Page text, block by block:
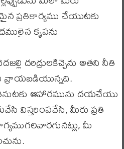
ప్రతికార్యము చేయుటకు
కృపను
దరిద్రులకిచ్చెను అతని నీతి
వ్రాయబడియున్నది.
ఆహారమును దయచేయు
విస్తరింపచేసి, మీరు ప్రతి
మీ